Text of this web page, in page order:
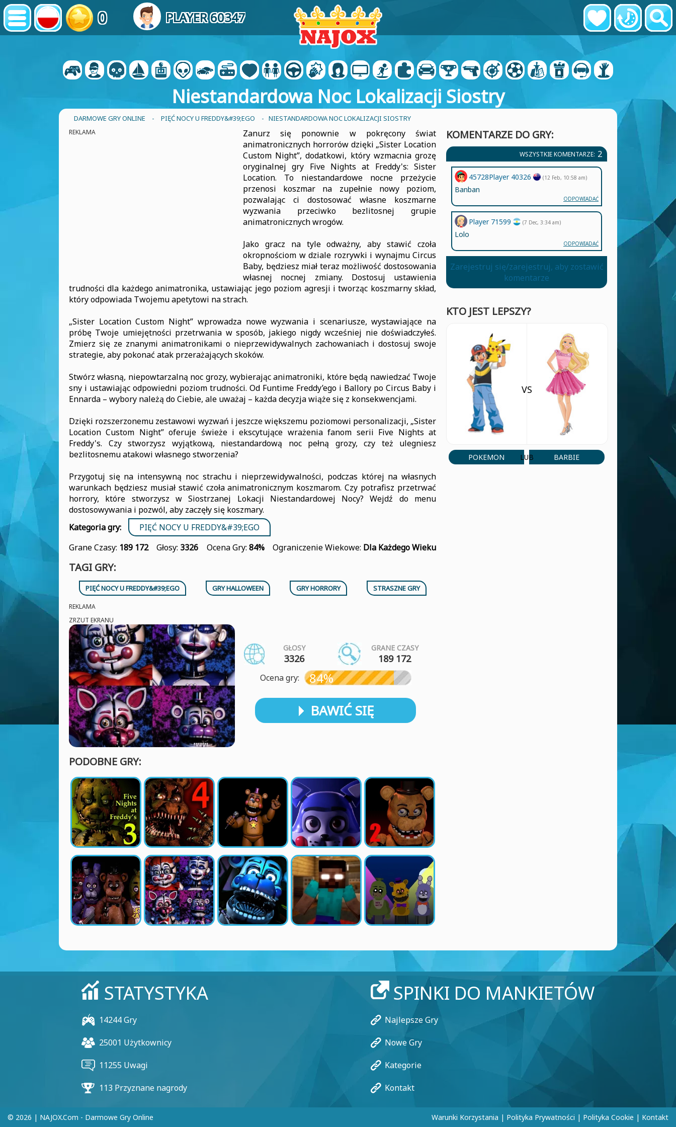
0 PLAYER 60347
Niestandardowa Noc Lokalizacji Siostry
DARMOWE GRY ONLINE - PIĘĆ NOCY U FREDDY&#39;EGO - NIESTANDARDOWA NOC LOKALIZACJI SIOSTRY
REKLAMA
Zanurz się ponownie w pokręcony świat
animatronicznych horrorów dzięki „Sister Location
Custom Night”, dodatkowi, który wzmacnia grozę
oryginalnej gry Five Nights at Freddy's: Sister
Location. To niestandardowe nocne przeżycie
przenosi koszmar na zupełnie nowy poziom,
pozwalając ci dostosować własne koszmarne
wyzwania przeciwko bezlitosnej grupie
animatronicznych wrogów.
Jako gracz na tyle odważny, aby stawić czoła
okropnościom w dziale rozrywki i wynajmu Circus
Baby, będziesz miał teraz możliwość dostosowania
własnej nocnej zmiany. Dostosuj ustawienia
trudności dla każdego animatronika, ustawiając jego poziom agresji i tworząc koszmarny skład,
który odpowiada Twojemu apetytowi na strach.
„Sister Location Custom Night” wprowadza nowe wyzwania i scenariusze, wystawiające na
próbę Twoje umiejętności przetrwania w sposób, jakiego nigdy wcześniej nie doświadczyłeś.
Zmierz się ze znanymi animatronikami o nieprzewidywalnych zachowaniach i dostosuj swoje
strategie, aby pokonać atak przerażających skoków.
Stwórz własną, niepowtarzalną noc grozy, wybierając animatroniki, które będą nawiedzać Twoje
sny i ustawiając odpowiedni poziom trudności. Od Funtime Freddy’ego i Ballory po Circus Baby i
Ennarda – wybory należą do Ciebie, ale uważaj – każda decyzja wiąże się z konsekwencjami.
Dzięki rozszerzonemu zestawowi wyzwań i jeszcze większemu poziomowi personalizacji, „Sister
Location Custom Night” oferuje świeże i ekscytujące wrażenia fanom serii Five Nights at
Freddy's. Czy stworzysz wyjątkową, niestandardową noc pełną grozy, czy też ulegniesz
bezlitosnemu atakowi własnego stworzenia?
Przygotuj się na intensywną noc strachu i nieprzewidywalności, podczas której na własnych
warunkach będziesz musiał stawić czoła animatronicznym koszmarom. Czy potrafisz przetrwać
horrory, które stworzysz w Siostrzanej Lokacji Niestandardowej Nocy? Wejdź do menu
dostosowywania i pozwól, aby zaczęły się koszmary.
Kategoria gry:
PIĘĆ NOCY U FREDDY&#39;EGO
Grane Czasy: 189 172 Głosy: 3326 Ocena Gry: 84% Ograniczenie Wiekowe: Dla Każdego Wieku
TAGI GRY:
PIĘĆ NOCY U FREDDY&#39;EGO GRY HALLOWEEN GRY HORRORY STRASZNE GRY
REKLAMA
ZRZUT EKRANU
GŁOSY
3326
GRANE CZASY
189 172
Ocena gry: 84%
BAWIĆ SIĘ
PODOBNE GRY:
KOMENTARZE DO GRY:
WSZYSTKIE KOMENTARZE: 2
Player 71599 (7 Dec, 3:34 am)
Lolo
ODPOWIADAĆ
45728Player 40326 (12 Feb, 10:58 am)
Banban
ODPOWIADAĆ
Zarejestruj się/zarejestruj, aby zostawić
komentarze
KTO JEST LEPSZY?
POKEMON
VS
LUB BARBIE
STATYSTYKA
14244 Gry
25001 Użytkownicy
11255 Uwagi
113 Przyznane nagrody
SPINKI DO MANKIETÓW
Najlepsze Gry
Nowe Gry
Kategorie
Kontakt
© 2026 | NAJOX.com - Darmowe Gry Online Warunki Korzystania | Polityka Prywatności | Polityka Cookie | Kontakt